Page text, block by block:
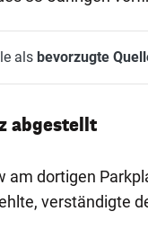
als bevorzugte
abgestellt
am dortigen
verständigte